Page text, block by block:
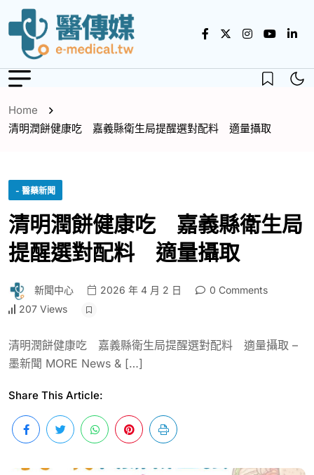
Home
清明潤餅健康吃 嘉義縣衛生局提醒選對配料 適量攝取
- 醫藥新聞
清明潤餅健康吃 嘉義縣衛生局
提醒選對配料 適量攝取
新聞中心 2026 年 4 月 2 日
0 Comments
207 Views
清明潤餅健康吃 嘉義縣衛生局提醒選對配料 適量攝取 –
墨新聞 MORE News & […]
Share This Article: